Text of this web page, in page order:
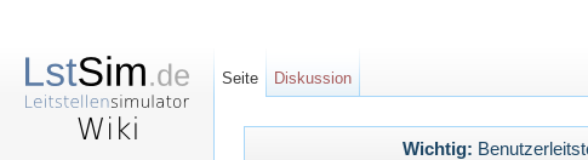
Wichtig:
Seite Diskussion